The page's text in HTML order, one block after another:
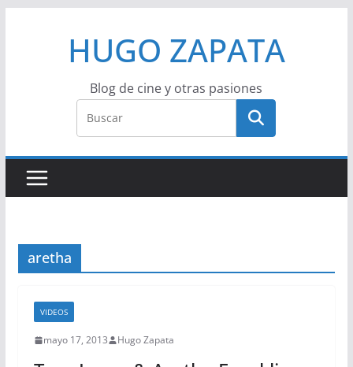
HUGO ZAPATA
Blog de cine y otras pasiones
aretha
VIDEOS
mayo 17, 2013 Hugo Zapata